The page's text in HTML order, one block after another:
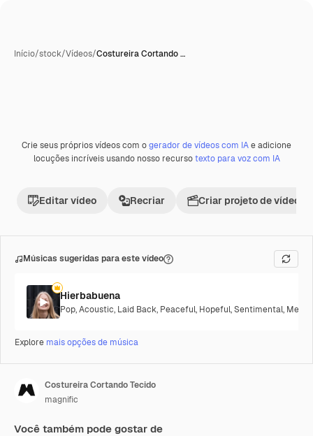
Início/stock/Vídeos/Costureira Cortando …
Crie seus próprios vídeos com ogerador de vídeos com IAe adicione
locuções incríveis usando nosso recursotexto para voz com IA
Editar vídeo Recriar Criar projeto de vídeo
Músicas sugeridas para este vídeo
Hierbabuena
Pop,Acoustic, Laid Back, Peaceful, Hopeful,Sentimental,
Explore mais opções de música
Costureira Cortando Tecido
magnific
Você também pode gostar de